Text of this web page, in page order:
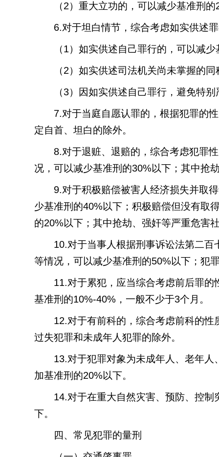
（2）重大立功的，可以减少基准刑的
6.对于坦白情节，综合考虑如实供述
（1）如实供述自己罪行的，可以减少
（2）如实供述司法机关尚未掌握的
（3）因如实供述自己罪行，避免特
7.对于当庭自愿认罪的，根据犯罪的
定自首、坦白的除外。
8.对于退赃、退赔的，综合考虑犯罪
况，可以减少基准刑的30%以下；其中抢
9.对于积极赔偿被害人经济损失并取
少基准刑的40%以下；积极赔偿但没有取
的20%以下；其中抢劫、强奸等严重危害
10.对于当事人根据刑事诉讼法第二
等情况，可以减少基准刑的50%以下；犯
11.对于累犯，应当综合考虑前后罪
基准刑的10%-40% ，一般不少于3个月。
12.对于有前科的，综合考虑前科的
过失犯罪和未成年人犯罪的除外。
13.对于犯罪对象为未成年人、老年
加基准刑的20%以下。
14.对于在重大自然灾害、预防、控
下。
四、常见犯罪的量刑